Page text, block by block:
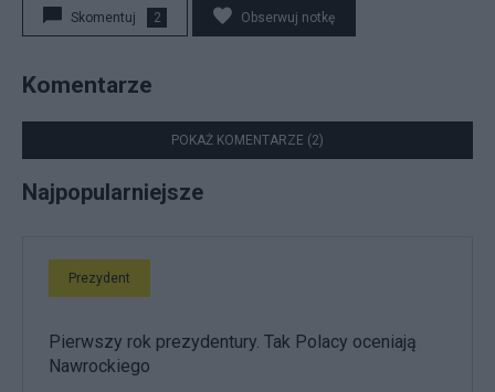
Skomentuj 2 Obserwuj notkę
Komentarze
POKAŻ KOMENTARZE (2)
Najpopularniejsze
Prezydent
Pierwszy rok prezydentury. Tak Polacy oceniają
Nawrockiego